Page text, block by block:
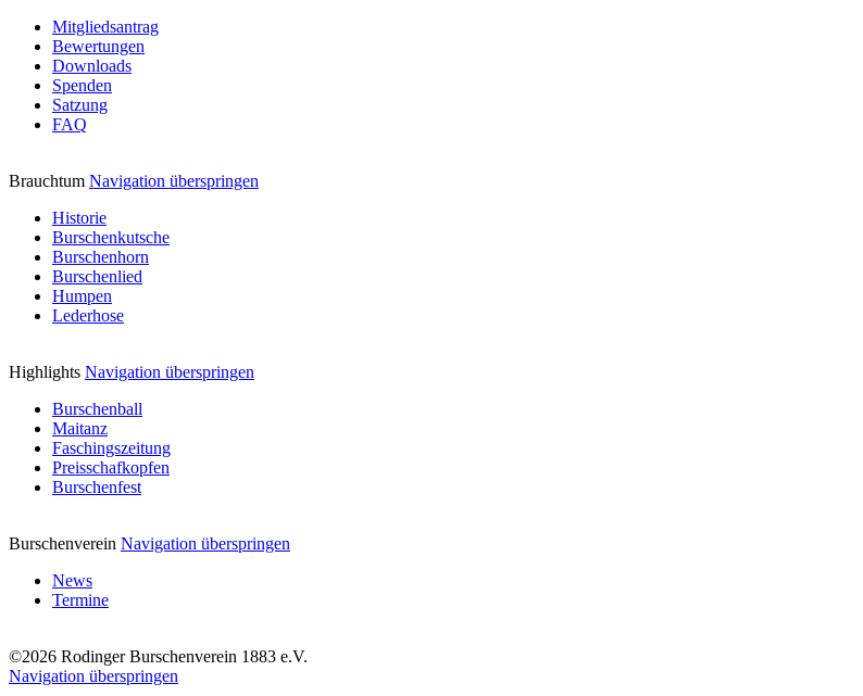
Mitgliedsantrag
Bewertungen
Downloads
Spenden
Satzung
FAQ
Brauchtum Navigation überspringen
Historie
Burschenkutsche
Burschenhorn
Burschenlied
Humpen
Lederhose
Highlights Navigation überspringen
Burschenball
Maitanz
Faschingszeitung
Preisschafkopfen
Burschenfest
Burschenverein Navigation überspringen
News
Termine
©2026 Rodinger Burschenverein 1883 e.V.
Navigation überspringen